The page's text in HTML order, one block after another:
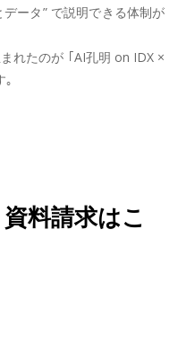
ータ” で説明できる体制が
れたのが ｢AI孔明 on IDX ×
｡
料請求はこ